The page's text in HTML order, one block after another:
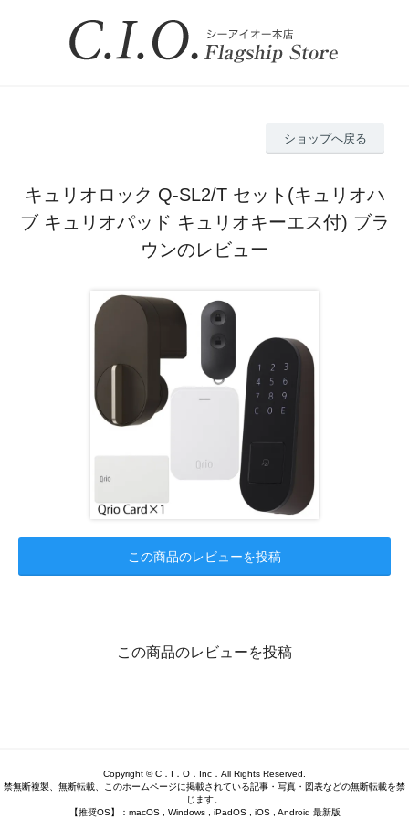
ショップへ戻る
キュリオロック Q-SL2/T セット(キュリオハ
ブ キュリオパッド キュリオキーエス付) ブラ
ウンのレビュー
この商品のレビューを投稿
この商品のレビューを投稿
Copyright © C．I．O．Inc．All Rights Reserved.
禁無断複製、無断転載、このホームページに掲載されている記事・写真・図表などの無断転載を禁
じます。
【推奨OS】：macOS , Windows , iPadOS , iOS , Android 最新版